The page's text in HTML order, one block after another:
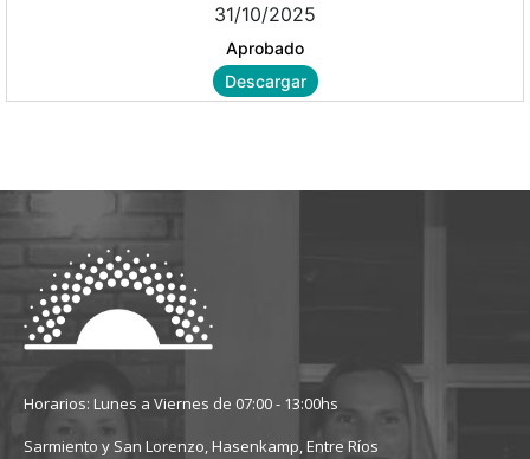
31/10/2025
Aprobado
Descargar
Horarios: Lunes a Viernes de 07:00 - 13:00hs
Sarmiento y San Lorenzo, Hasenkamp, Entre Ríos